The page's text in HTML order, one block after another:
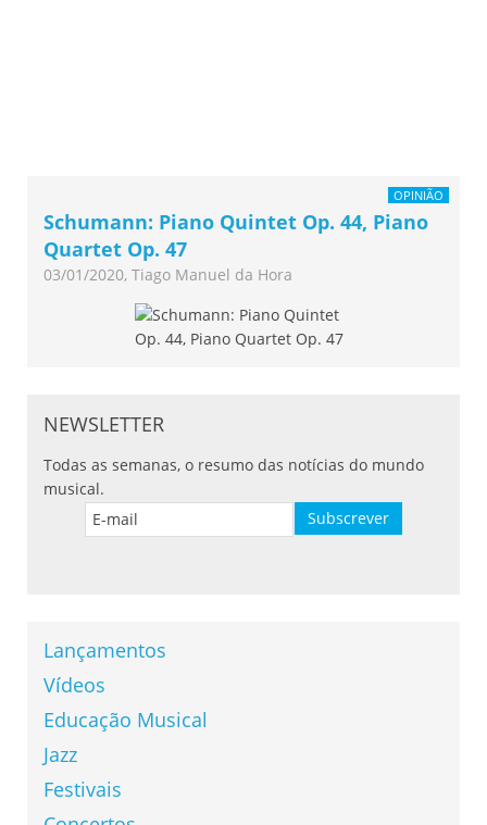
OPINIÃO
Schumann: Piano Quintet Op. 44, Piano
Quartet Op. 47
03/01/2020, Tiago Manuel da Hora
NEWSLETTER
Todas as semanas, o resumo das notícias do mundo
musical.
Lançamentos
Vídeos
Educação Musical
Jazz
Festivais